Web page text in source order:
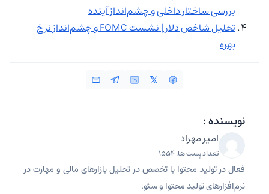
بررسی ساختار داخلی و چشم‌انداز آینده
تحلیل شاخص دلار | نشست FOMC و چشم‌‌انداز نرخ
بهره
نویسنده :
امیر مهراد
تعداد پست ها: 1554
فعال در تولید محتوا با تخصص در تحلیل بازارهای مالی و مهارت در
نرم‌افزارهای تولید محتوا و سئو.